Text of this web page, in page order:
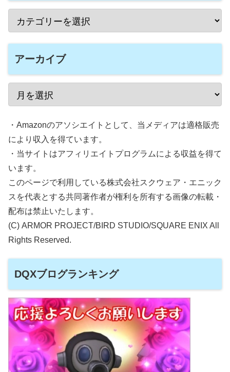
アーカイブ
・Amazonのアソシエイトとして、当メディアは適格販売
により収入を得ています。
・当サイトはアフィリエイトプログラムによる収益を得て
います。
このページで利用している株式会社スクウェア・エニック
スを代表とする共同著作者が権利を所有する画像の転載・
配布は禁止いたします。
(C) ARMOR PROJECT/BIRD STUDIO/SQUARE ENIX All
Rights Reserved.
DQXブログランキング